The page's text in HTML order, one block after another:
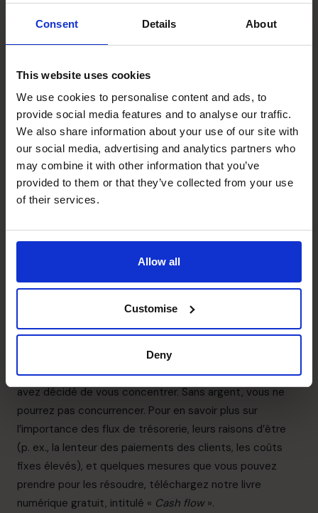
Consent Details About
This website uses cookies
We use cookies to personalise content and ads, to
provide social media features and to analyse our traffic.
We also share information about your use of our site with
our social media, advertising and analytics partners who
may combine it with other information that you’ve
provided to them or that they’ve collected from your use
of their services.
Allow all
Customise
Deny
faire appel à votre solution.
Le travail du Centre CFO se compare à cela
. Nous avons
décelé un problème : l’effondrement des rêves des
financier nécessaire pour se développer. De plus, nous
avons remarqué que de nombreuses entreprises
n’avaient pas les moyens de retenir les services d’un CFO
expérimenté à temps plein (toujours en raison du manque
d’argent), et en plus, qu’elles n’en avaient pas besoin.
La plupart des entreprises en développement, sinon
toutesles entreprises, peuvent bénéficier d’un accès
continu aux compétences d’un CFO ou directeur
sans les coûts associés à l’embauche d’une telle
ressource à temps plein. C’est ce qui a donné naissance
à l’idée d’offrir les services de CFO permanents à temps
Il s’agit de notre solution perturbatrice.
Nous avons découvert notamment l’importance d’avoir
pour développer la solution qui
viendra résoudre le problème important sur lequel vous
avez décidé de vous concentrer. Sans argent, vous ne
pourrez pas concurrencer. Pour en savoir plus sur
l’importance des flux de trésorerie, leurs raisons d’être
(p. ex., la lenteur des paiements des clients, les coûts
fixes élevés), et quelques mesures que vous pouvez
prendre pour les résoudre, téléchargez notre livre
numérique gratuit, intitulé « Cash flow».